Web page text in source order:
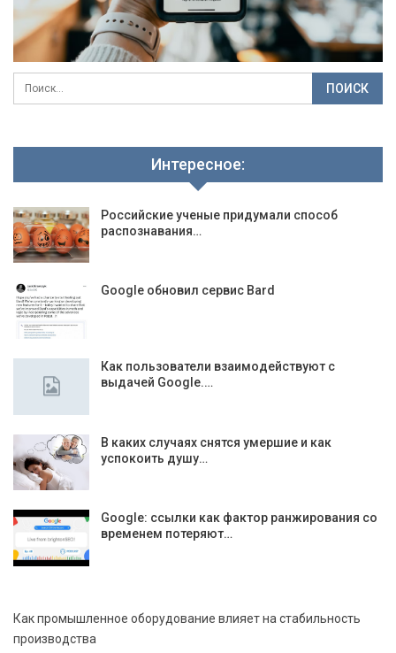
Интересное:
Российские ученые придумали способ
распознавания…
Google обновил сервис Bard
Как пользователи взаимодействуют с
выдачей Google.…
В каких случаях снятся умершие и как
успокоить душу…
Google: ссылки как фактор ранжирования со
временем потеряют…
Как промышленное оборудование влияет на стабильность
производства